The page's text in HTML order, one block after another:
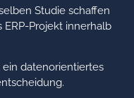
Studie schaffen
ERP-Projekt innerhalb
datenorientiertes